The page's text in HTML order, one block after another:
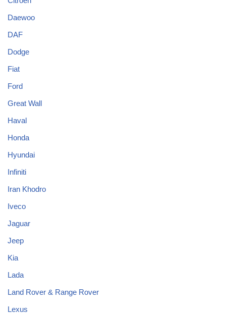
Daewoo
DAF
Dodge
Fiat
Ford
Great Wall
Haval
Honda
Hyundai
Infiniti
Iran Khodro
Iveco
Jaguar
Jeep
Kia
Lada
Land Rover & Range Rover
Lexus